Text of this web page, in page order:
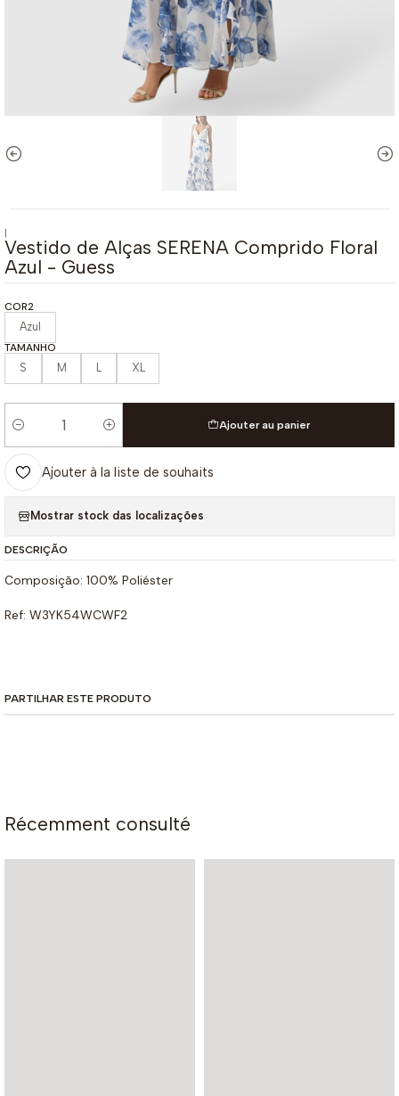
|
Vestido de Alças SERENA Comprido Floral
Azul - Guess
COR2
Azul
TAMANHO
S M L XL
Quantité
Ajouter au panier
Ajouter à la liste de souhaits
Mostrar stock das localizações
DESCRIÇÃO
Composição: 100% Poliéster
Ref: W3YK54WCWF2
PARTILHAR ESTE PRODUTO
Récemment consulté